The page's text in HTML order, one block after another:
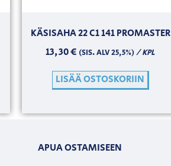
KÄSISAHA 22 C1 141 PROMASTER
13,30€ (SIS. ALV 25,5%)/ KPL
LISÄÄ OSTOSKORIIN
APUA OSTAMISEEN